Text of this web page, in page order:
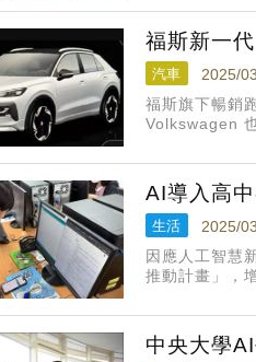
福斯新一
汽車 2025/
福斯旗下暢銷
Volkswagen
AI導入高
生活 2025/
因應人工智慧
推動計畫」，
的。
中央大學